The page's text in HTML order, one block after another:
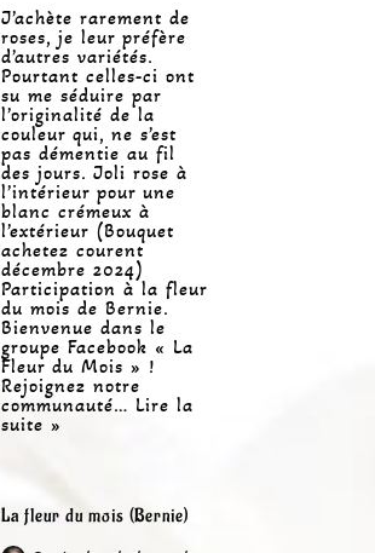
J’achète rarement de
roses, je leur préfère
d’autres variétés.
Pourtant celles-ci ont
su me séduire par
l’originalité de la
couleur qui, ne s’est
pas démentie au fil
des jours. Joli rose à
l’intérieur pour une
blanc crémeux à
l’extérieur (Bouquet
achetez courent
décembre 2024)
Participation à la fleur
du mois de Bernie.
Bienvenue dans le
groupe Facebook « La
Fleur du Mois » !
Rejoignez notre
communauté… Lire la
suite »
La fleur du mois (Bernie)